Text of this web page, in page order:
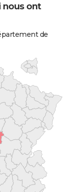
nous ont
de